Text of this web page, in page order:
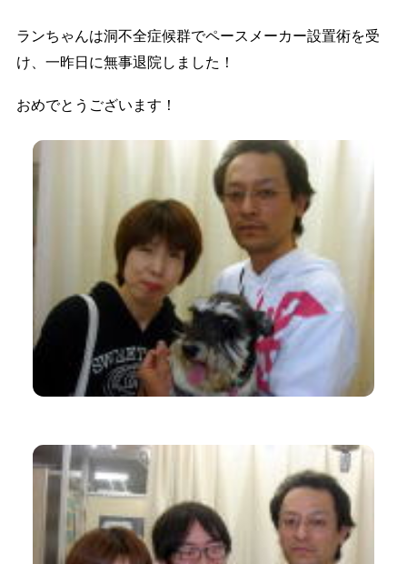
ランちゃんは洞不全症候群でペースメーカー設置術を受
け、一昨日に無事退院しました！
おめでとうございます！